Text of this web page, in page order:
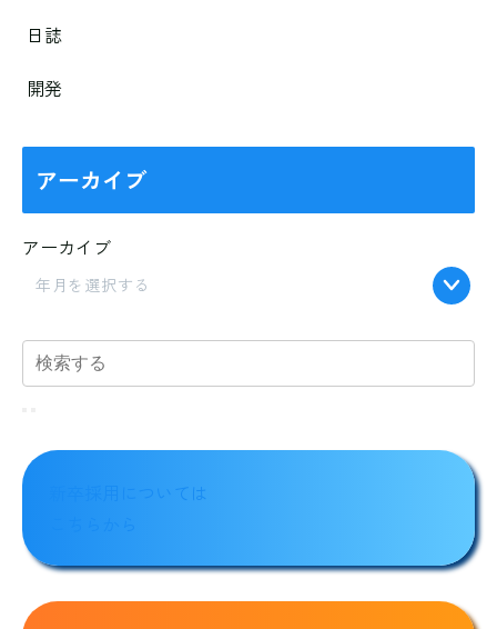
日誌
開発
アーカイブ
アーカイブ
年月を選択する
新卒採用については